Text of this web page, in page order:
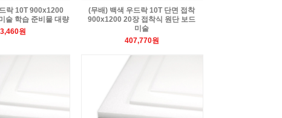
락 10T 900x1200
술 학습 준비물 대량
원
(무배) 백색 우드락 10T 단면 접착
900x1200 20장 접착식 원단 보드
미술
407,770원